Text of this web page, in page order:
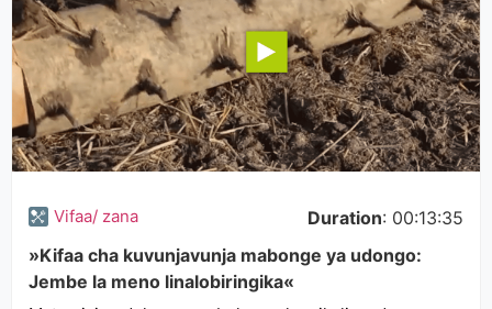
Vifaa/ zana Duration: 00:13:35
»Kifaa cha kuvunjavunja mabonge ya udongo:
Jembe la meno linalobiringika«